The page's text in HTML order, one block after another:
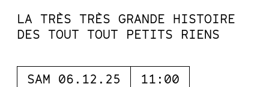
LA TRÈS TRÈS GRANDE HISTOIRE
DES TOUT TOUT PETITS RIENS
SAM 06.12.25 11:00